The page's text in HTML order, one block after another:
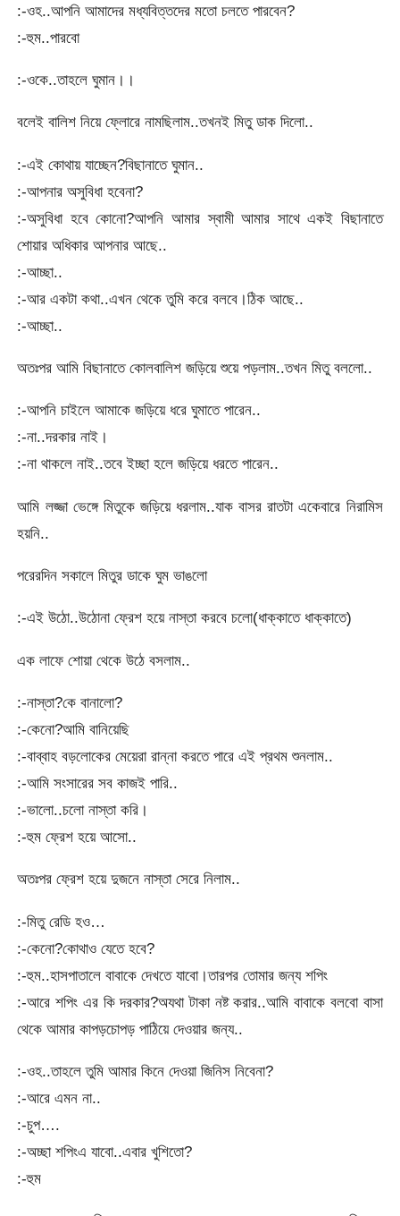
:-ওহ..আপনি আমাদের মধ্যবিত্তদের মতো চলতে পারবেন?
:-হুম..পারবো
:-ওকে..তাহলে ঘুমান।।
বলেই বালিশ নিয়ে ফ্লোরে নামছিলাম..তখনই মিতু ডাক দিলো..
:-এই কোথায় যাচ্ছেন?বিছানাতে ঘুমান..
:-আপনার অসুবিধা হবেনা?
:-অসুবিধা হবে কোনো?আপনি আমার স্বামী আমার সাথে একই বিছানাতে
শোয়ার অধিকার আপনার আছে..
:-আচ্ছা..
:-আর একটা কথা..এখন থেকে তুমি করে বলবে।ঠিক আছে..
:-আচ্ছা..
অতঃপর আমি বিছানাতে কোলবালিশ জড়িয়ে শুয়ে পড়লাম..তখন মিতু বললো..
:-আপনি চাইলে আমাকে জড়িয়ে ধরে ঘুমাতে পারেন..
:-না..দরকার নাই।
:-না থাকলে নাই..তবে ইচ্ছা হলে জড়িয়ে ধরতে পারেন..
আমি লজ্জা ভেঙ্গে মিতুকে জড়িয়ে ধরলাম..যাক বাসর রাতটা একেবারে নিরামিস
হয়নি..
পরেরদিন সকালে মিতুর ডাকে ঘুম ভাঙলো
:-এই উঠো..উঠোনা ফ্রেশ হয়ে নাস্তা করবে চলো(ধাক্কাতে ধাক্কাতে)
এক লাফে শোয়া থেকে উঠে বসলাম..
:-নাস্তা?কে বানালো?
:-কেনো?আমি বানিয়েছি
:-বাব্বাহ বড়লোকের মেয়েরা রান্না করতে পারে এই প্রথম শুনলাম..
:-আমি সংসারের সব কাজই পারি..
:-ভালো..চলো নাস্তা করি।
:-হুম ফ্রেশ হয়ে আসো..
অতঃপর ফ্রেশ হয়ে দুজনে নাস্তা সেরে নিলাম..
:-মিতু রেডি হও…
:-কেনো?কোথাও যেতে হবে?
:-হুম..হাসপাতালে বাবাকে দেখতে যাবো।তারপর তোমার জন্য শপিং
:-আরে শপিং এর কি দরকার?অযথা টাকা নষ্ট করার..আমি বাবাকে বলবো বাসা
থেকে আমার কাপড়চোপড় পাঠিয়ে দেওয়ার জন্য..
:-ওহ..তাহলে তুমি আমার কিনে দেওয়া জিনিস নিবেনা?
:-আরে এমন না..
:-চুপ….
:-অচ্ছা শপিংএ যাবো..এবার খুশিতো?
:-হুম